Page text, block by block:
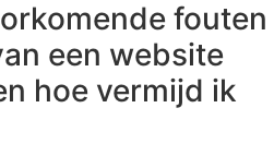
fouten
een website
hoe vermijd ik